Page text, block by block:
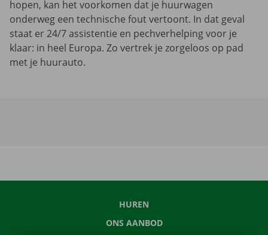
hopen, kan het voorkomen dat je huurwagen
onderweg een technische fout vertoont. In dat geval
staat er 24/7 assistentie en pechverhelping voor je
klaar: in heel Europa. Zo vertrek je zorgeloos op pad
met je huurauto.
HUREN
ONS AANBOD